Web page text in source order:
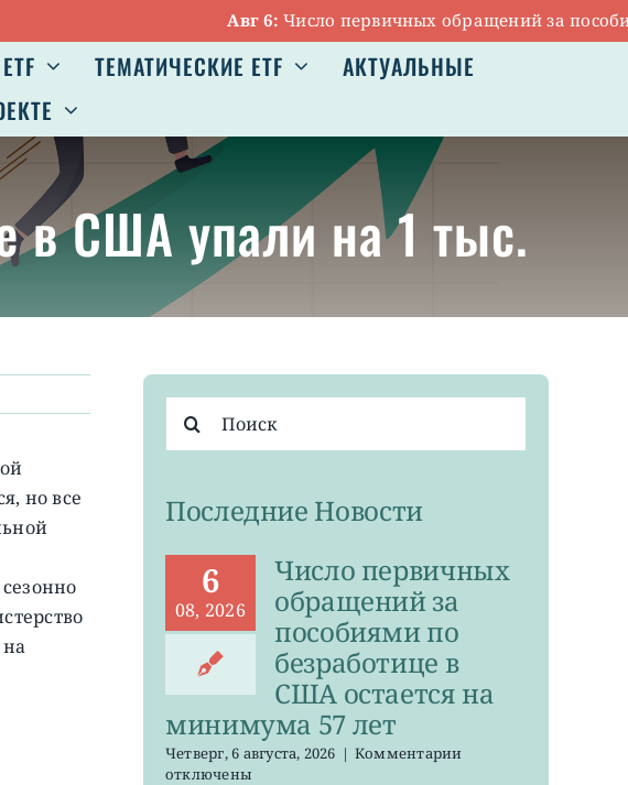
Авг 6:Число первичных обращений за
ТЕМАТИЧЕСКИЕ ETF
АКТУАЛЬНЫЕ
в США упали на 1 тыс.
но все
поиска:
Последние Новости
6
08, 2026
Число первичных
обращений за
пособиями по
безработице в
США остается на
минимума 57 лет
Четверг, 6 августа, 2026 | Комментариик
отключены